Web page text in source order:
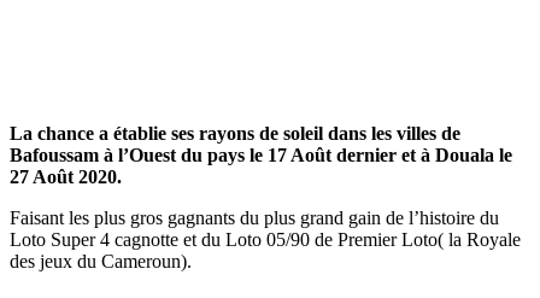
La chance a établie ses rayons de soleil dans les villes de
Bafoussam à l’Ouest du pays le 17 Août dernier et à Douala le
27 Août 2020.
Faisant les plus gros gagnants du plus grand gain de l’histoire du
Loto Super 4 cagnotte et du Loto 05/90 de Premier Loto( la Royale
des jeux du Cameroun).